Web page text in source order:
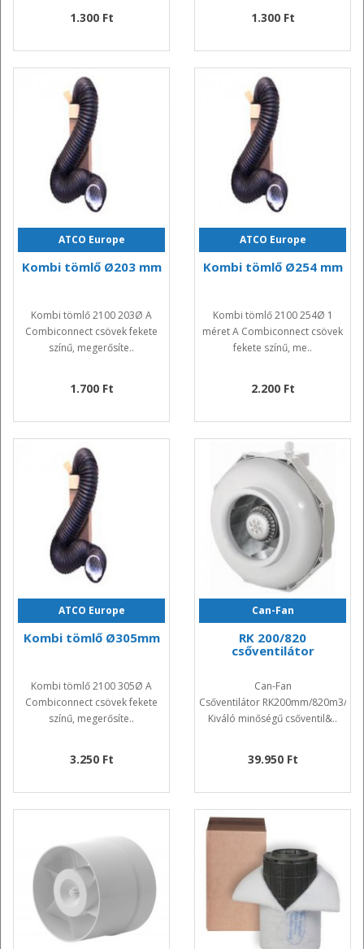
1.300 Ft 1.300 Ft
ATCO Europe
Kombi tömlő Ø203 mm
Kombi tömlő 2100 203Ø A
Combiconnect csövek fekete
színű, megerősíte..
1.700 Ft
ATCO Europe
Kombi tömlő Ø254 mm
Kombi tömlő 2100 254Ø 1
méret A Combiconnect csövek
fekete színű, me..
2.200 Ft
ATCO Europe
Kombi tömlő Ø305mm
Kombi tömlő 2100 305Ø A
Combiconnect csövek fekete
színű, megerősíte..
3.250 Ft
Can-Fan
RK 200/820
csőventilátor
Can-Fan
Csőventilátor RK200mm/820m3/h
Kiváló minőségű csőventil&..
39.950 Ft